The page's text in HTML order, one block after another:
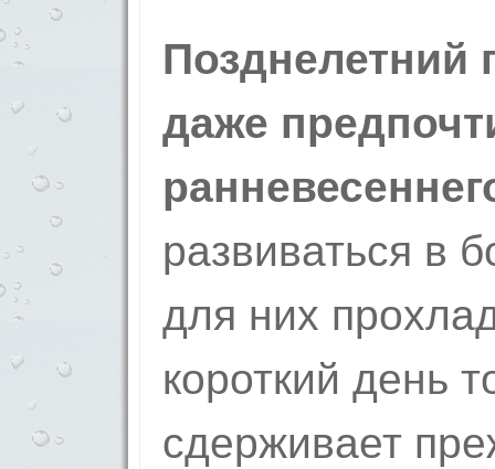
Позднелетний
даже
развиваться в
для них
короткий день
сдерживает